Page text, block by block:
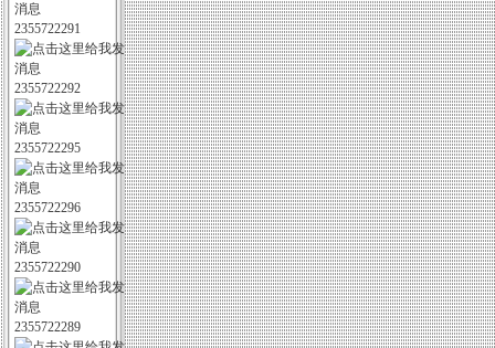
2355722291
2355722292
2355722295
2355722296
2355722290
2355722289